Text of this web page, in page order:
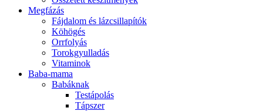
Megfázás
Fájdalom és lázcsillapítók
Köhögés
Orrfolyás
Torokgyulladás
Vitaminok
Baba-mama
Babáknak
Testápolás
Tápszer